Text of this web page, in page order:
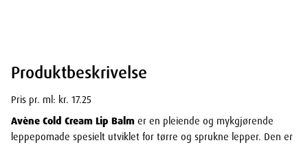
Produktbeskrivelse
Pris pr. ml: kr. 17.25
Avène Cold Cream Lip Balm er en pleiende og mykgjørende
leppepomade spesielt utviklet for tørre og sprukne lepper. Den er